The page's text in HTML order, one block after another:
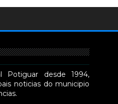
Potiguar desde 1994,
noticias do municipio